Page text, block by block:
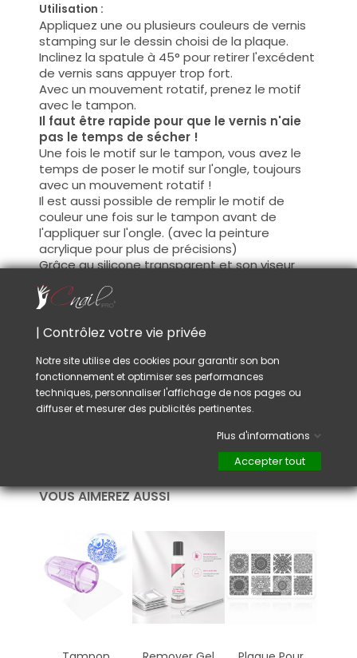
Utilisation :
Appliquez une ou plusieurs couleurs de vernis
stamping sur le dessin choisi de la plaque.
Inclinez la spatule à 45° pour retirer l'excédent
de vernis sans appuyer trop fort.
Avec un mouvement rotatif, prenez le motif
avec le tampon.
Il faut être rapide pour que le vernis n'aie
pas le temps de sécher !
Une fois le motif sur le tampon, vous avez le
temps de poser le motif sur l'ongle, toujours
avec un mouvement rotatif !
Il est aussi possible de remplir le motif de
couleur une fois sur le tampon avant de
l'appliquer sur l'ongle. (avec la peinture
acrylique pour plus de précisions)
Grâce au silicone transparent et son viseur
vous pouvez centrer le motif sur l'ongle.
Avec les différents plaques, vous pourrez
créer tout styles de Nail-Art.
Il est aussi possible de superposer plusieurs
motifs, attendez juste que votre premier
motif soit bien sec.
Conseil :
Après chaque utilisation, bien nettoyer la
(acétone) pour retirer l'excédent de vernis.
VOUS AIMEREZ AUSSI
| Contrôlez votre vie privée
Notre site utilise des cookies pour garantir son bon
fonctionnement et optimiser ses performances
techniques, personnaliser l'affichage de nos pages ou
diffuser et mesurer des publicités pertinentes.
Plus d'informations
Accepter tout